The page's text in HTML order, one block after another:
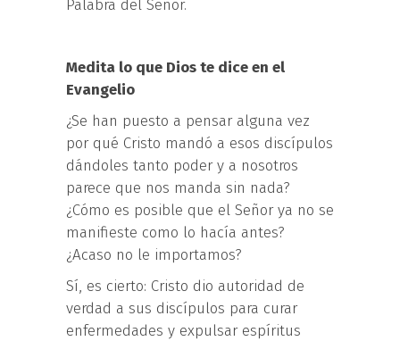
Palabra del Señor.
Medita lo que Dios te dice en el
Evangelio
¿Se han puesto a pensar alguna vez
por qué Cristo mandó a esos discípulos
dándoles tanto poder y a nosotros
parece que nos manda sin nada?
¿Cómo es posible que el Señor ya no se
manifieste como lo hacía antes?
¿Acaso no le importamos?
Sí, es cierto: Cristo dio autoridad de
verdad a sus discípulos para curar
enfermedades y expulsar espíritus